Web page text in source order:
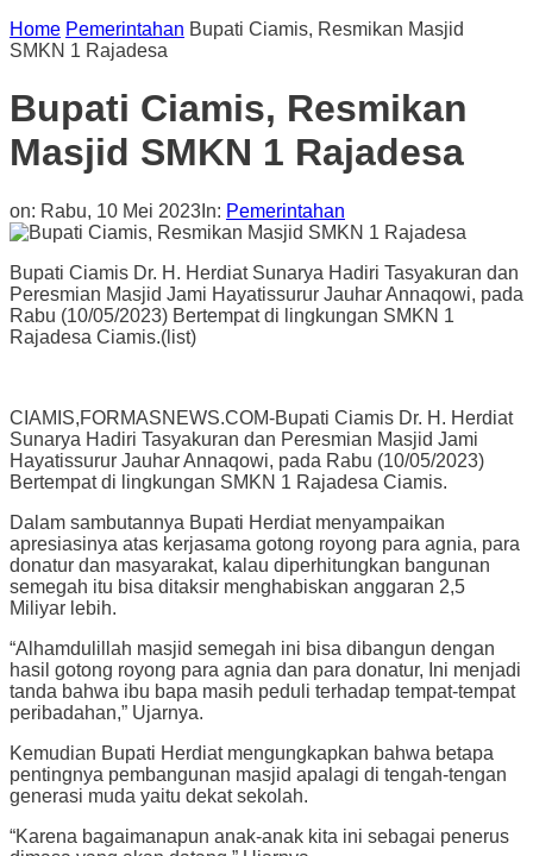
Home Pemerintahan Bupati Ciamis, Resmikan Masjid
SMKN 1 Rajadesa
Bupati Ciamis, Resmikan
Masjid SMKN 1 Rajadesa
on: Rabu, 10 Mei 2023 In: Pemerintahan
Bupati Ciamis Dr. H. Herdiat Sunarya Hadiri Tasyakuran dan
Peresmian Masjid Jami Hayatissurur Jauhar Annaqowi, pada
Rabu (10/05/2023) Bertempat di lingkungan SMKN 1
Rajadesa Ciamis.(list)
CIAMIS,FORMASNEWS.COM-Bupati Ciamis Dr. H. Herdiat
Sunarya Hadiri Tasyakuran dan Peresmian Masjid Jami
Hayatissurur Jauhar Annaqowi, pada Rabu (10/05/2023)
Bertempat di lingkungan SMKN 1 Rajadesa Ciamis.
Dalam sambutannya Bupati Herdiat menyampaikan
apresiasinya atas kerjasama gotong royong para agnia, para
donatur dan masyarakat, kalau diperhitungkan bangunan
semegah itu bisa ditaksir menghabiskan anggaran 2,5
Miliyar lebih.
“Alhamdulillah masjid semegah ini bisa dibangun dengan
hasil gotong royong para agnia dan para donatur, Ini menjadi
tanda bahwa ibu bapa masih peduli terhadap tempat-tempat
peribadahan,” Ujarnya.
Kemudian Bupati Herdiat mengungkapkan bahwa betapa
pentingnya pembangunan masjid apalagi di tengah-tengan
generasi muda yaitu dekat sekolah.
“Karena bagaimanapun anak-anak kita ini sebagai penerus